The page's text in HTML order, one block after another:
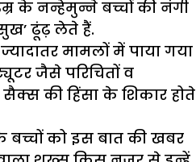
के नन्हेमुन्ने बच्चों की नंगी
ढूंढ़ लेते हैं.
मामलों में पाया गया
जैसे परिचितों व
सैक्स की हिंसा के शिकार होते
बच्चों को इस बात की खबर